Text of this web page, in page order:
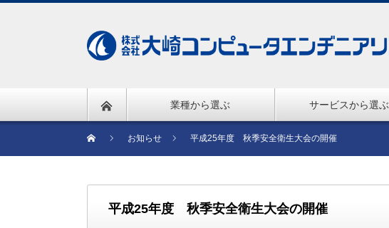
業種から選ぶ サービスから選ぶ
お知らせ 平成25年度 秋季安全衛生大会の開催
平成25年度 秋季安全衛生大会の開催